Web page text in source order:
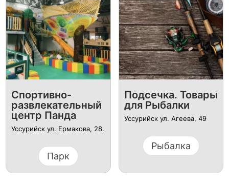
Спортивно-
развлекательный
центр Панда
Уссурийск ул. Ермакова, 28.
Парк
Подсечка. Товары
для Рыбалки
Уссурийск ул. Агеева, 49
Рыбалка